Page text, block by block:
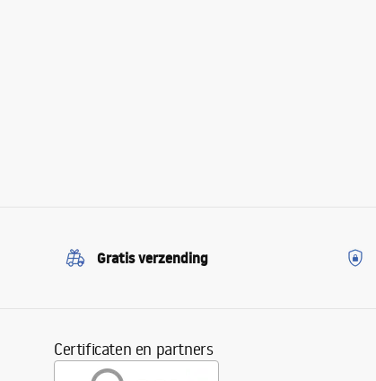
Gratis verzending
Certificaten en partners